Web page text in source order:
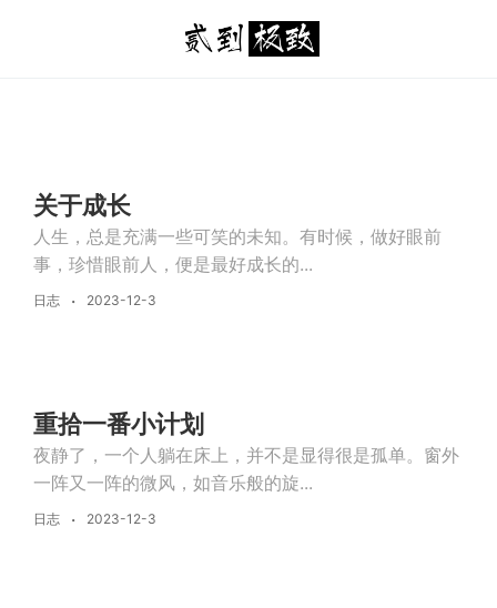
关于成长
人生，总是充满一些可笑的未知。有时候，做好眼前
事，珍惜眼前人，便是最好成长的...
日志 2023-12-3
重拾一番小计划
夜静了，一个人躺在床上，并不是显得很是孤单。窗外
一阵又一阵的微风，如音乐般的旋...
日志 2023-12-3